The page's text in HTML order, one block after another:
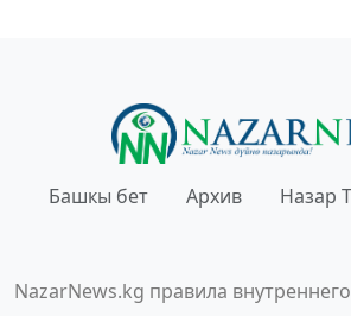
Башкы бет Архив Назар
NazarNews.kg правила